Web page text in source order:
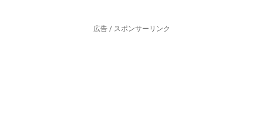
広告 / スポンサーリンク